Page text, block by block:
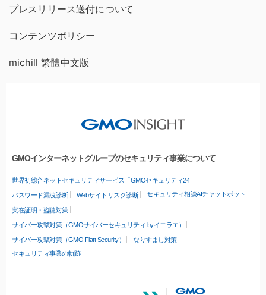
プレスリリース送付について
コンテンツポリシー
michill 繁體中文版
GMOインターネットグループのセキュリティ事業について
世界初総合ネットセキュリティサービス「GMOセキュリティ24」
パスワード漏洩診断 Webサイトリスク診断 セキュリティ相談AIチャットボット
実在証明・盗聴対策
サイバー攻撃対策（GMOサイバーセキュリティ byイエラエ）
サイバー攻撃対策（GMO Flatt Security）
なりすまし対策
セキュリティ事業の軌跡